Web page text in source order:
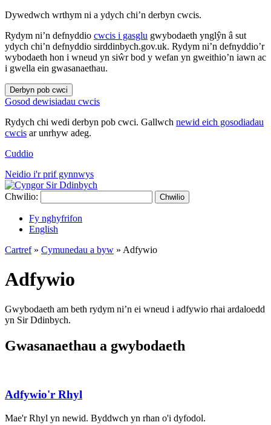
Dywedwch wrthym ni a ydych chi’n derbyn cwcis.
Rydym ni’n defnyddio cwcis i gasglu gwybodaeth ynglŷn â sut
ydych chi’n defnyddio sirddinbych.gov.uk. Rydym ni’n defnyddio’r
wybodaeth hon i wneud yn siŵr bod y wefan yn gweithio’n iawn ac
i gwella ein gwasanaethau.
Derbyn pob cwci
Gosod dewisiadau cwcis
Rydych chi wedi derbyn pob cwci. Gallwch newid eich gosodiadau
cwcis ar unrhyw adeg.
Cuddio
Neidio i'r prif gynnwys
Chwilio: Chwilio
Fy nghyfrifon
English
Cartref» Cymunedau a byw » Adfywio
Adfywio
Gwybodaeth am beth rydym ni’n ei wneud i adfywio rhai ardaloedd
yn Sir Ddinbych.
Gwasanaethau a gwybodaeth
Adfywio'r Rhyl
Mae'r Rhyl yn newid. Byddwch yn rhan o'i dyfodol.